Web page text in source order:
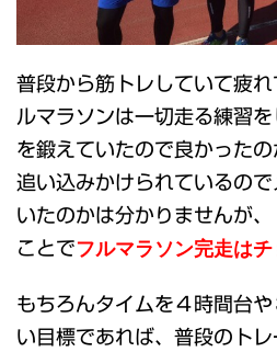
普段から筋トレしていて疲
ルマラソンは一切走る練習
を鍛えていたので良かった
追い込みかけられているの
いたのかは分かりませんが
ことでフルマラソン完走はチ
もちろんタイムを４時間台
い目標であれば、普段のト